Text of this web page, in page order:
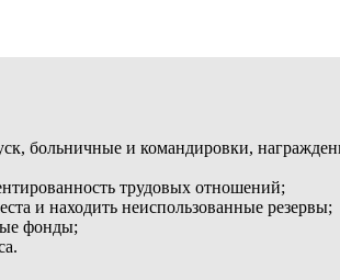
больничные и командировки,
трудовых отношений;
и находить неиспользованные резервы;
фонды;